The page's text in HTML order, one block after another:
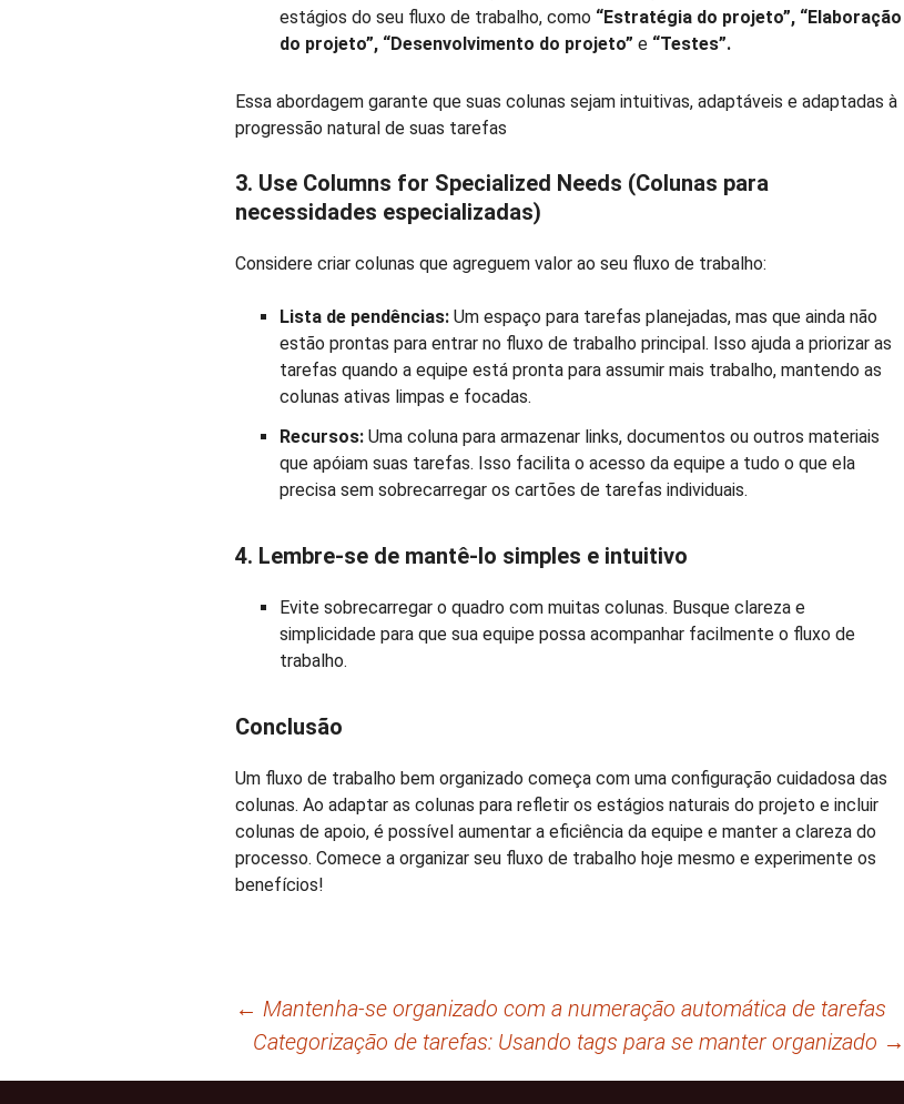
estágios do seu fluxo de trabalho, como “Estratégia do projeto”, “Elaboração
do projeto”, “Desenvolvimento do projeto” e “Testes”.
Essa abordagem garante que suas colunas sejam intuitivas, adaptáveis e adaptadas à
progressão natural de suas tarefas
3. Use Columns for Specialized Needs (Colunas para
necessidades especializadas)
Considere criar colunas que agreguem valor ao seu fluxo de trabalho:
Lista de pendências: Um espaço para tarefas planejadas, mas que ainda não
estão prontas para entrar no fluxo de trabalho principal. Isso ajuda a priorizar as
tarefas quando a equipe está pronta para assumir mais trabalho, mantendo as
colunas ativas limpas e focadas.
Recursos: Uma coluna para armazenar links, documentos ou outros materiais
que apóiam suas tarefas. Isso facilita o acesso da equipe a tudo o que ela
precisa sem sobrecarregar os cartões de tarefas individuais.
4. Lembre-se de mantê-lo simples e intuitivo
Evite sobrecarregar o quadro com muitas colunas. Busque clareza e
simplicidade para que sua equipe possa acompanhar facilmente o fluxo de
trabalho.
Conclusão
Um fluxo de trabalho bem organizado começa com uma configuração cuidadosa das
colunas. Ao adaptar as colunas para refletir os estágios naturais do projeto e incluir
colunas de apoio, é possível aumentar a eficiência da equipe e manter a clareza do
processo. Comece a organizar seu fluxo de trabalho hoje mesmo e experimente os
benefícios!
← Mantenha-se organizado com a numeração automática de tarefas
Categorização de tarefas: Usando tags para se manter organizado →